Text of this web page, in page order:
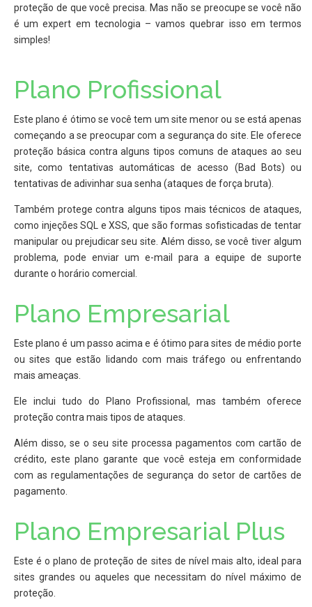
proteção de que você precisa. Mas não se preocupe se você não
é um expert em tecnologia – vamos quebrar isso em termos
simples!
Plano Profissional
Este plano é ótimo se você tem um site menor ou se está apenas
começando a se preocupar com a segurança do site. Ele oferece
proteção básica contra alguns tipos comuns de ataques ao seu
site, como tentativas automáticas de acesso (Bad Bots) ou
tentativas de adivinhar sua senha (ataques de força bruta).
Também protege contra alguns tipos mais técnicos de ataques,
como injeções SQL e XSS, que são formas sofisticadas de tentar
manipular ou prejudicar seu site. Além disso, se você tiver algum
problema, pode enviar um e-mail para a equipe de suporte
durante o horário comercial.
Plano Empresarial
Este plano é um passo acima e é ótimo para sites de médio porte
ou sites que estão lidando com mais tráfego ou enfrentando
mais ameaças.
Ele inclui tudo do Plano Profissional, mas também oferece
proteção contra mais tipos de ataques.
Além disso, se o seu site processa pagamentos com cartão de
crédito, este plano garante que você esteja em conformidade
com as regulamentações de segurança do setor de cartões de
pagamento.
Plano Empresarial Plus
Este é o plano de proteção de sites de nível mais alto, ideal para
sites grandes ou aqueles que necessitam do nível máximo de
proteção.